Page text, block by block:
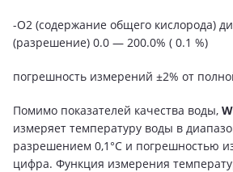
-O2 (содержание общего кислорода)
(разрешение) 0.0 — 200.0% ( 0.1 %)
погрешность измерений ±2% от
Помимо показателей качества воды,
измеряет температуру воды в
разрешением 0,1°C и погрешностью
цифра. Функция измерения